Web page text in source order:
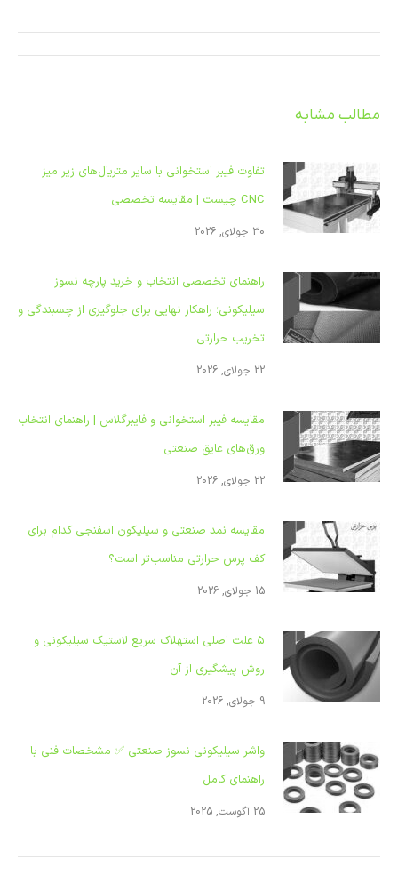
فیسبوکپینترستلینکدینایکس
واتساپ
ناوبری
مطالب مشابه
تفاوت فیبر استخوانی با سایر متریال‌های زیر میز
CNC چیست | مقایسه تخصصی
30 جولای, 2026
راهنمای تخصصی انتخاب و خرید پارچه نسوز
سیلیکونی؛ راهکار نهایی برای جلوگیری از چسبندگی و
تخریب حرارتی
22 جولای, 2026
مقایسه فیبر استخوانی و فایبرگلاس | راهنمای انتخاب
ورق‌های عایق صنعتی
22 جولای, 2026
مقایسه نمد صنعتی و سیلیکون اسفنجی کدام برای
کف پرس حرارتی مناسب‌تر است؟
15 جولای, 2026
۵ علت اصلی استهلاک سریع لاستیک سیلیکونی و
روش پیشگیری از آن
9 جولای, 2026
واشر سیلیکونی نسوز صنعتی ✅ مشخصات فنی با
راهنمای کامل
25 آگوست, 2025